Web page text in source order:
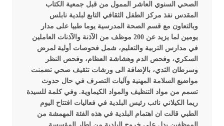
الصحي السنوي العاشر الممول من قبل جمعية الكتاب
المقدس نفذ مركز الطفل الثقافي التابع لبلدية نابلس
وبالتعاون مع قسم الصحة المدرسية يوما طبيا على مدار
يومين لما يزيد عن 200 موظف من الآذنة والآذنات العاملين
في مدارس التربية والتعليم، شمل فحوصات أولية لمرض
السكري، وفحص الدم وهشاشة العظام، وفحص النظر
وسرطان الثدي، بالإضافة الى ورشات تثقيف صحي تضمنت
مواضيع السلامة المهنية وآليات التصرف في حال حدوث
تسمم من مواد التنظيف والمواد الكيماوية. وفي كلمة للسيدة
ريما الكيلاني نائب رئيس البلدية في فعاليات افتتاح اليوم
الطبي قالت ان اهتمام البلدية في هذه الفئة المهمشة من